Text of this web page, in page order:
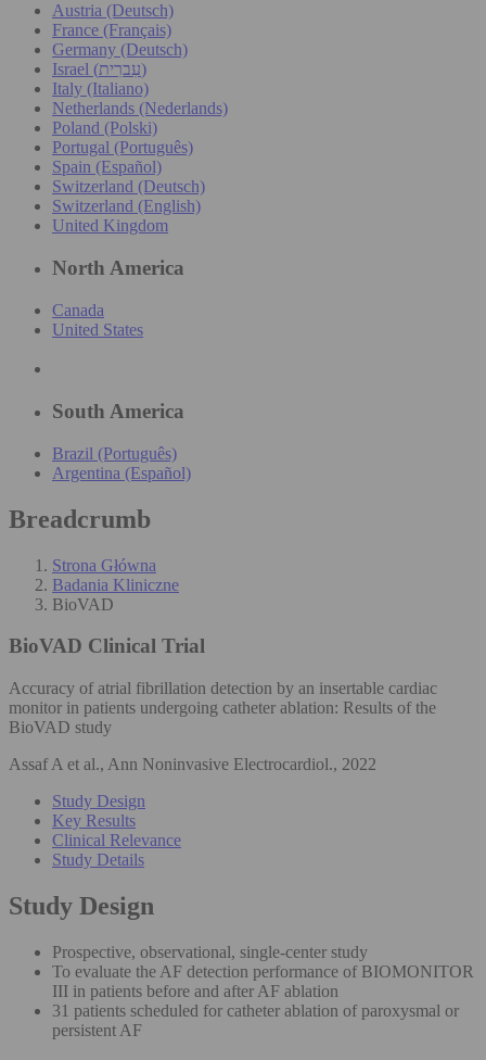
Austria (Deutsch)
France (Français)
Germany (Deutsch)
Israel (עִברִית)
Italy (Italiano)
Netherlands (Nederlands)
Poland (Polski)
Portugal (Português)
Spain (Español)
Switzerland (Deutsch)
Switzerland (English)
United Kingdom
North America
Canada
United States
South America
Brazil (Português)
Argentina (Español)
Breadcrumb
Strona Główna
Badania Kliniczne
BioVAD
BioVAD Clinical Trial
Accuracy of atrial fibrillation detection by an insertable cardiac
monitor in patients undergoing catheter ablation: Results of the
BioVAD study
Assaf A et al., Ann Noninvasive Electrocardiol., 2022
Study Design
Key Results
Clinical Relevance
Study Details
Study Design
Prospective, observational, single-center study
To evaluate the AF detection performance of BIOMONITOR
III in patients before and after AF ablation
31 patients scheduled for catheter ablation of paroxysmal or
persistent AF